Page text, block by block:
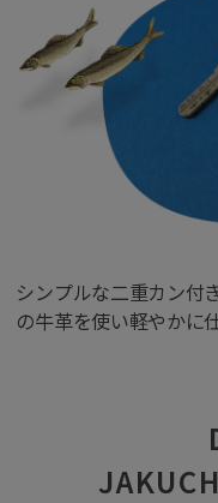
シンプルな二重カン付
の牛革を使い軽やかに